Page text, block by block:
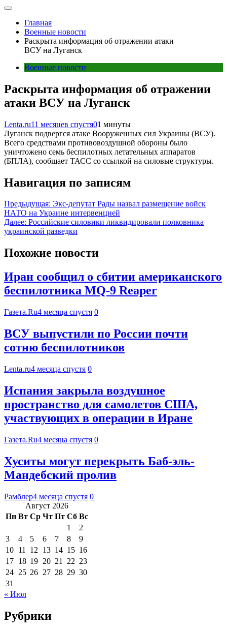
Главная
Военные новости
Раскрыта информация об отражении атаки
ВСУ на Луганск
Военные новости
Раскрыта информация об отражении
атаки ВСУ на Луганск
Lenta.ru11 месяцев спустя01 минуты
Луганск подвергся атаке Вооруженных сил Украины (ВСУ).
Всего средствами противовоздушной обороны было
уничтожено семь беспилотных летательных аппаратов
(БПЛА), сообщает ТАСС со ссылкой на силовые структуры.
Навигация по записям
Предыдущая: Экс-депутат Рады назвал размещение войск
НАТО на Украине интервенцией
Далее: Российские силовики ликвидировали полковника
украинской разведки
Похожие новости
Иран сообщил о сбитии американского
беспилотника MQ-9 Reaper
Газета.Ru4 месяца спустя 0
ВСУ выпустили по России почти
сотню беспилотников
Lenta.ru4 месяца спустя 0
Испания закрыла воздушное
пространство для самолетов США,
участвующих в операции в Иране
Газета.Ru4 месяца спустя 0
Хуситы могут перекрыть Баб-эль-
Мандебский пролив
Рамблер4 месяца спустя 0
Август 2026
Пн Вт Ср Чт Пт Сб Вс
1
2
3
4 5 6 7 8
9
10 11 12 13 14 15 16
17 18 19 20 21 22 23
24 25 26 27 28 29 30
31
« Июл
Рубрики